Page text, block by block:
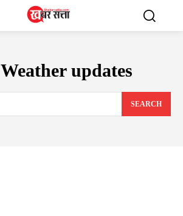
Weather updates
SEARCH